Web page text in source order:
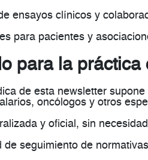
ensayos clínicos y
para pacientes y
para la
de esta newsletter supone
, oncólogos y otros
y oficial , sin
de seguimiento de